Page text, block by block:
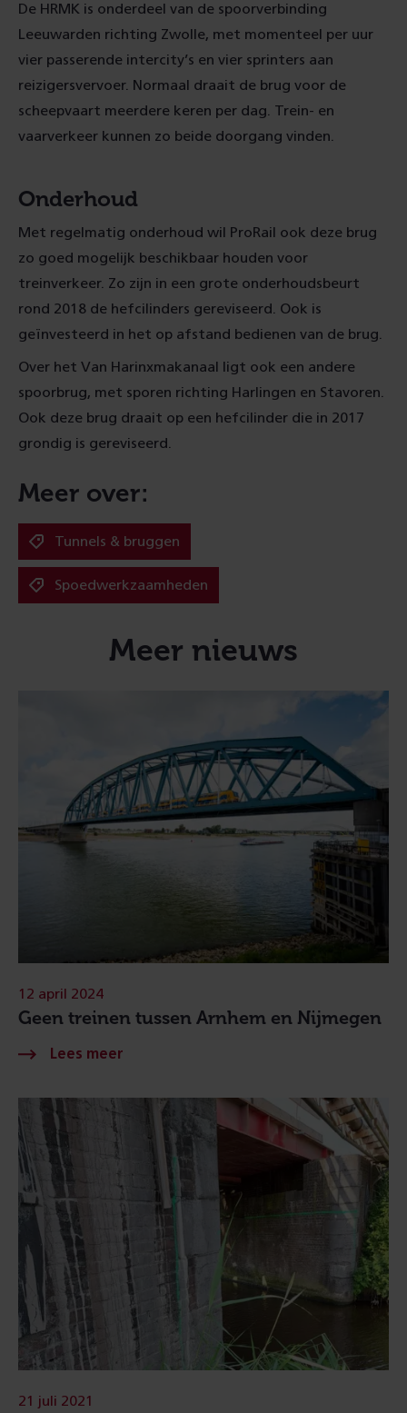
De HRMK is onderdeel van de spoorverbinding
Leeuwarden richting Zwolle, met momenteel per uur
vier passerende intercity’s en vier sprinters aan
reizigersvervoer. Normaal draait de brug voor de
scheepvaart meerdere keren per dag. Trein- en
vaarverkeer kunnen zo beide doorgang vinden.
Onderhoud
Met regelmatig onderhoud wil ProRail ook deze brug
zo goed mogelijk beschikbaar houden voor
treinverkeer. Zo zijn in een grote onderhoudsbeurt
rond 2018 de hefcilinders gereviseerd. Ook is
geïnvesteerd in het op afstand bedienen van de brug.
Over het Van Harinxmakanaal ligt ook een andere
spoorbrug, met sporen richting Harlingen en Stavoren.
Ook deze brug draait op een hefcilinder die in 2017
grondig is gereviseerd.
Meer over:
Tunnels & bruggen
Spoedwerkzaamheden
Meer nieuws
Geen treinen tussen Arnhem en Nijmegen
12 april 2024
21 juli 2021